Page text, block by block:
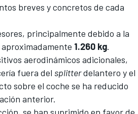
breves y concretos de cada
principalmente debido a la
1.260 kg.
aerodinámicos adicionales,
fuera del splitterdelantero y el
sobre el coche se ha reducido
anterior.